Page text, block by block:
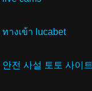
ทางเข้า lucabet
안전 사설 토토 사이